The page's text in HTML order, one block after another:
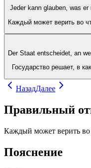
Jeder kann glauben, was er
Каждый может верить во
Der Staat entscheidet, an
Государство решает, в
НазадДалее
Правильный
Каждый может верить во
Пояснение